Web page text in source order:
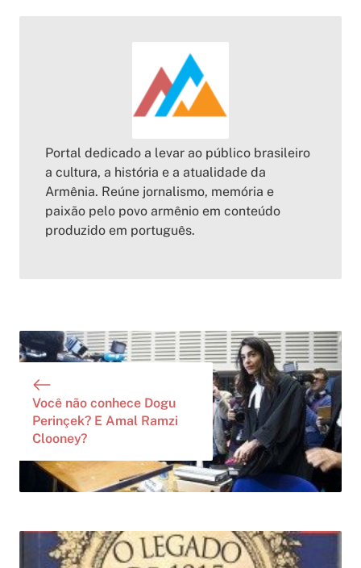
Portal dedicado a levar ao público brasileiro
a cultura, a história e a atualidade da
Armênia. Reúne jornalismo, memória e
paixão pelo povo armênio em conteúdo
produzido em português.
Você não conhece Dogu
Perinçek? E Amal Ramzi
Clooney?